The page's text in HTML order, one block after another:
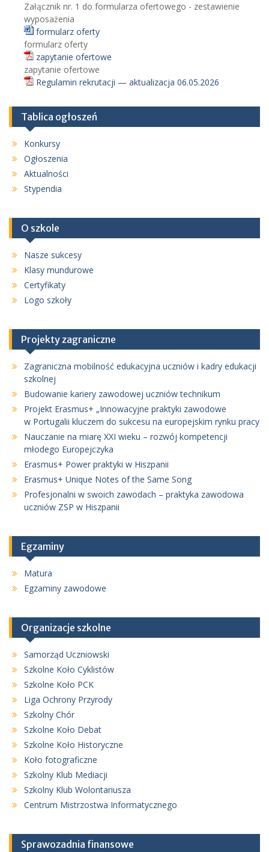
Załącznik nr. 1 do formularza ofertowego - zestawienie
wyposażenia
formularz oferty
formularz oferty
zapytanie ofertowe
zapytanie ofertowe
Regulamin rekrutacji — aktualizacja 06.05.2026
Tablica ogłoszeń
Konkursy
Ogłoszenia
Aktualności
Stypendia
O szkole
Nasze sukcesy
Klasy mundurowe
Certyfikaty
Logo szkoły
Projekty zagraniczne
Zagraniczna mobilność edukacyjna uczniów i kadry edukacji
szkolnej
Budowanie kariery zawodowej uczniów technikum
Projekt Erasmus+ „Innowacyjne praktyki zawodowe
w Portugalii kluczem do sukcesu na europejskim rynku pracy
Nauczanie na miarę XXI wieku – rozwój kompetencji
młodego Europejczyka
Erasmus+ Power praktyki w Hiszpanii
Erasmus+ Unique Notes of the Same Song
Profesjonalni w swoich zawodach – praktyka zawodowa
uczniów ZSP w Hiszpanii
Egzaminy
Matura
Egzaminy zawodowe
Organizacje szkolne
Samorząd Uczniowski
Szkolne Koło Cyklistów
Szkolne Koło PCK
Liga Ochrony Przyrody
Szkolny Chór
Szkolne Koło Debat
Szkolne Koło Historyczne
Koło fotograficzne
Szkolny Klub Mediacji
Szkolny Klub Wolontariusza
Centrum Mistrzostwa Informatycznego
Sprawozadnia finansowe